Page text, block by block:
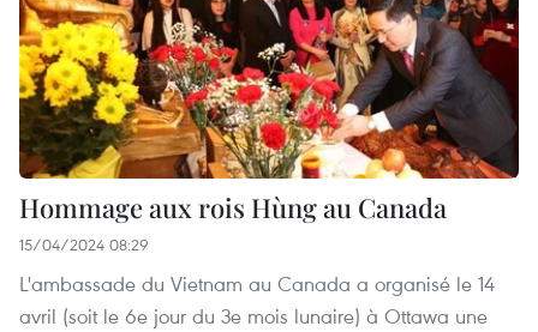
Hommage aux rois Hùng au Canada
15/04/2024 08:29
L'ambassade du Vietnam au Canada a organisé le 14
avril (soit le 6e jour du 3e mois lunaire) à Ottawa une